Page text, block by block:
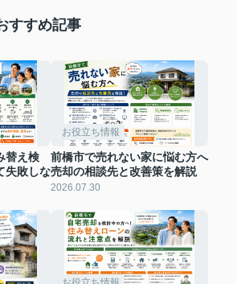
すすめ記事
替え検
失敗しな
お役立ち情報
前橋市で売れない家に悩む方へ
売却の相談先と改善策を解説
2026.07.30